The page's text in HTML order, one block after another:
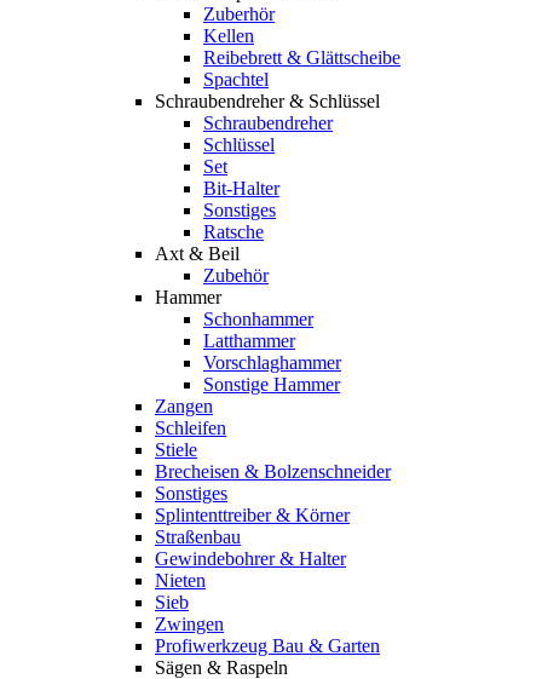
Zuberhör
Kellen
Reibebrett & Glättscheibe
Spachtel
Schraubendreher & Schlüssel
Schraubendreher
Schlüssel
Set
Bit-Halter
Sonstiges
Ratsche
Axt & Beil
Zubehör
Hammer
Schonhammer
Latthammer
Vorschlaghammer
Sonstige Hammer
Zangen
Schleifen
Stiele
Brecheisen & Bolzenschneider
Sonstiges
Splintenttreiber & Körner
Straßenbau
Gewindebohrer & Halter
Nieten
Sieb
Zwingen
Profiwerkzeug Bau & Garten
Sägen & Raspeln